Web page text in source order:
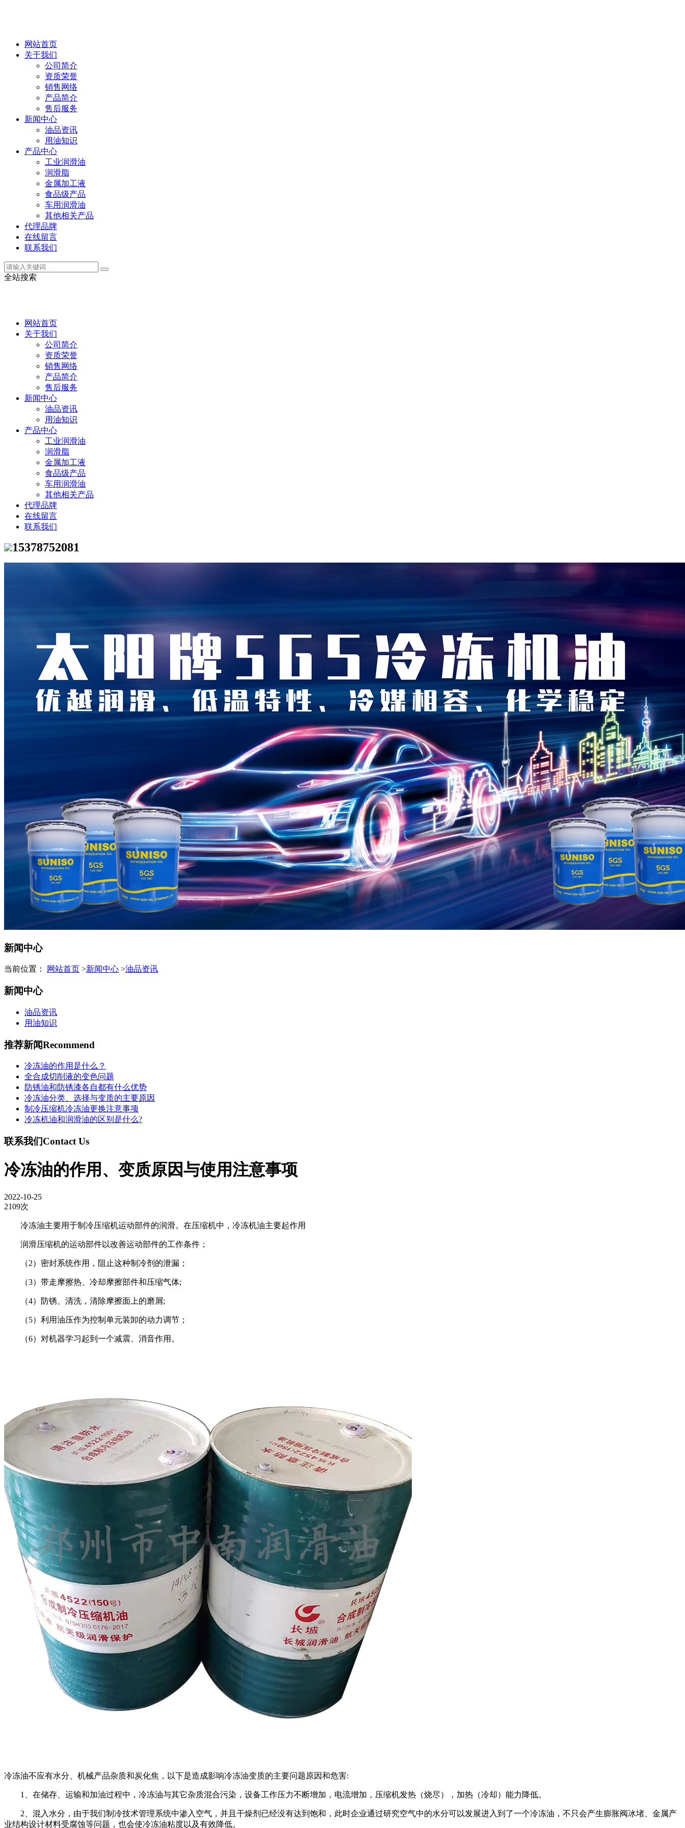
网站首页
关于我们
公司简介
资质荣誉
销售网络
产品简介
售后服务
新闻中心
油品资讯
用油知识
产品中心
工业润滑油
润滑脂
金属加工液
食品级产品
车用润滑油
其他相关产品
代理品牌
在线留言
联系我们
全站搜索
网站首页
关于我们
公司简介
资质荣誉
销售网络
产品简介
售后服务
新闻中心
油品资讯
用油知识
产品中心
工业润滑油
润滑脂
金属加工液
食品级产品
车用润滑油
其他相关产品
代理品牌
在线留言
联系我们
15378752081
新闻中心
当前位置： 网站首页 >新闻中心 >油品资讯
新闻中心
油品资讯
用油知识
推荐新闻Recommend
冷冻油的作用是什么？
全合成切削液的变色问题
防锈油和防锈漆各自都有什么优势
冷冻油分类、选择与变质的主要原因
制冷压缩机冷冻油更换注意事项
冷冻机油和润滑油的区别是什么?
联系我们Contact Us
冷冻油的作用、变质原因与使用注意事项
2022-10-25
2109次
冷冻油主要用于制冷压缩机运动部件的润滑。在压缩机中，冷冻机油主要起作用
润滑压缩机的运动部件以改善运动部件的工作条件；
（2）密封系统作用，阻止这种制冷剂的泄漏；
（3）带走摩擦热、冷却摩擦部件和压缩气体;
（4）防锈、清洗，清除摩擦面上的磨屑;
（5）利用油压作为控制单元装卸的动力调节；
（6）对机器学习起到一个减震、消音作用。
冷冻油不应有水分、机械产品杂质和炭化焦，以下是造成影响冷冻油变质的主要问题原因和危害:
1、在储存、运输和加油过程中，冷冻油与其它杂质混合污染，设备工作压力不断增加，电流增加，压缩机发热（烧尽），加热（冷却）能力降低。
2、混入水分，由于我们制冷技术管理系统中渗入空气，并且干燥剂已经没有达到饱和，此时企业通过研究空气中的水分可以发展进入到了一个冷冻油，不只会产生膨胀阀冰堵、金属产
业结构设计材料受腐蚀等问题，也会使冷冻油粘度以及有效降低。